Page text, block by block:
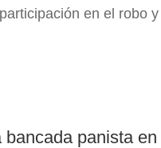
en el robo
panista en